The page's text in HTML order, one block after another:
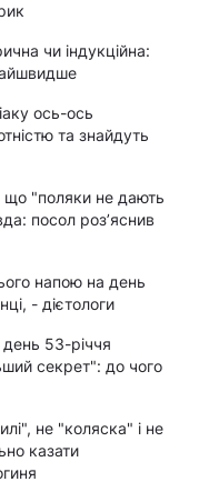
чи індукційна:
ось-ось
та знайдуть
що "поляки не дають
посол роз’яснив
напою на день
- дієтологи
53-річчя
секрет": до чого
не "коляска" і не
казати